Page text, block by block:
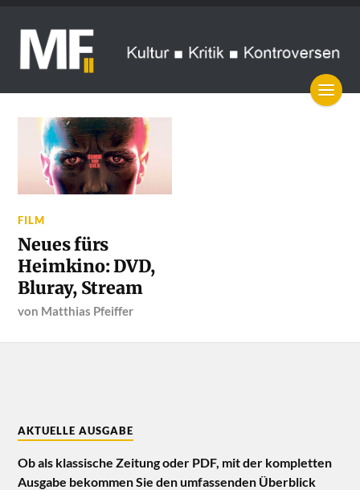
FILM
Neues fürs
Heimkino: DVD,
Bluray, Stream
von Matthias Pfeiffer
AKTUELLE AUSGABE
Ob als klassische Zeitung oder PDF, mit der kompletten
Ausgabe bekommen Sie den umfassenden Überblick